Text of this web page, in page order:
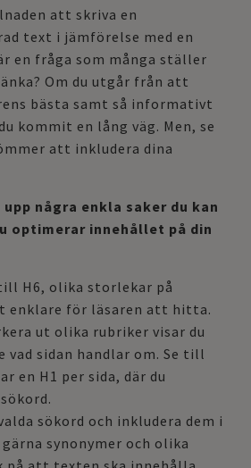
att skriva en
text i jämförelse med en
en fråga som många ställer
Om du utgår från att
bästa samt så informativt
kommit en lång väg. Men, se
att inkludera dina
några enkla saker du kan
optimerar innehållet på din
H6, olika storlekar på
enklare för läsaren att hitta.
ut olika rubriker visar du
vad sidan handlar om. Se till
en H1 per sida, där du
sökord och inkludera dem i
synonymer och olika